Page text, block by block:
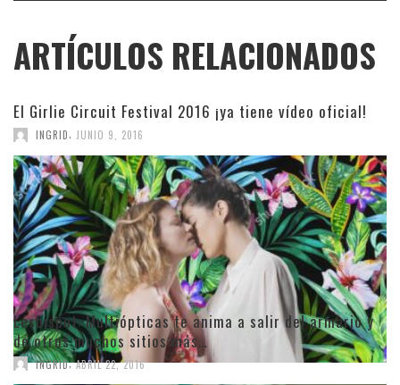
ARTÍCULOS RELACIONADOS
El Girlie Circuit Festival 2016 ¡ya tiene vídeo oficial!
INGRID JUNIO 9, 2016
Lesbispot: Multiópticas te anima a salir del armario y
de otros muchos sitios más…
INGRID, ABRIL 22, 2016